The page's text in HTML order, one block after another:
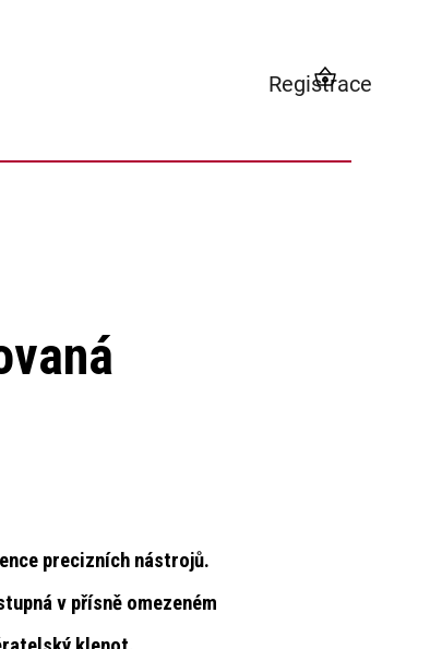
Registrace
NÁKUPNÍ
KOŠÍK
precizních nástrojů.
v přísně omezeném